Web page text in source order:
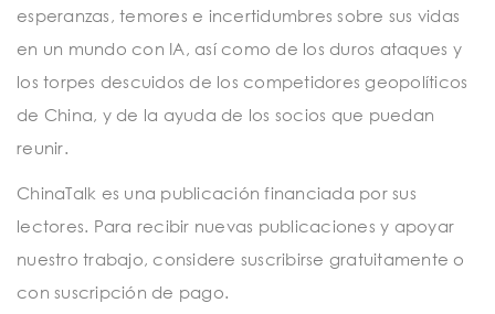
esperanzas, temores e incertidumbres sobre sus vidas
en un mundo con IA, así como de los duros ataques y
los torpes descuidos de los competidores geopolíticos
de China, y de la ayuda de los socios que puedan
reunir.
ChinaTalk es una publicación financiada por sus
lectores. Para recibir nuevas publicaciones y apoyar
nuestro trabajo, considere suscribirse gratuitamente o
con suscripción de pago.